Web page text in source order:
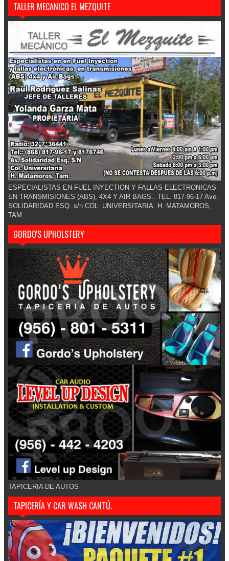
TALLER MECANICO EL MEZQUITE
ESPECIALISTAS EN FUEL INYECTION Y FALLAS ELECTRONICAS
EN TRANSMISIONES (ABS), 4X4 Y AIR BAGS.. TEL. 817-96-17 Ave.
SOLIDARIDAD ESQ. s/n COL. UNIVERSITARIA. H. MATAMOROS,
TAM.
GORDO'S UPHOLSTERY
TAPICERIA DE AUTOS
TAPICERÍA Y CAR WASH CANTÚ.